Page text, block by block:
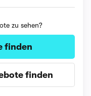
zu sehen?
finden
finden